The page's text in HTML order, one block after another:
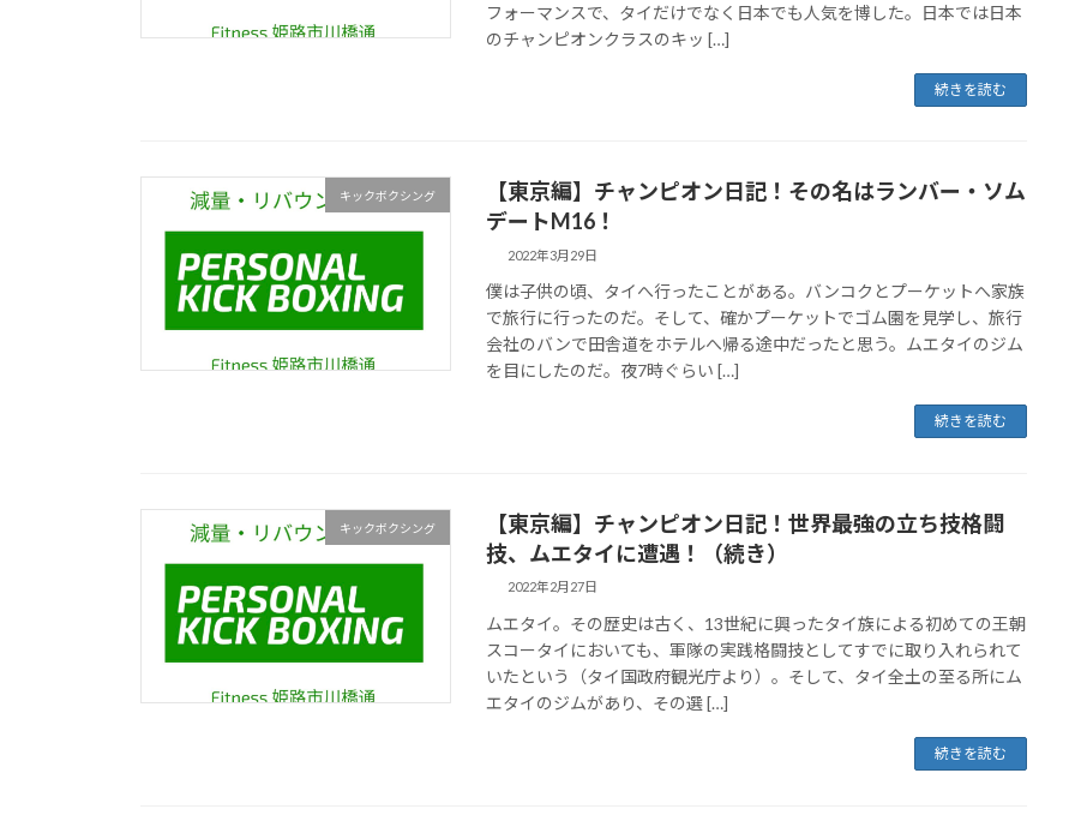
フォーマンスで、タイだけでなく日本でも人気を博した。日本では日本
のチャンピオンクラスのキッ […]
続きを読む
キックボクシング
【東京編】チャンピオン日記！その名はランバー・ソム
デートM16！
2022年3月29日
僕は子供の頃、タイへ行ったことがある。バンコクとプーケットへ家族
で旅行に行ったのだ。そして、確かプーケットでゴム園を見学し、旅行
会社のバンで田舎道をホテルへ帰る途中だったと思う。ムエタイのジム
を目にしたのだ。夜7時ぐらい […]
続きを読む
キックボクシング
【東京編】チャンピオン日記！世界最強の立ち技格闘
技、ムエタイに遭遇！（続き）
2022年2月27日
ムエタイ。その歴史は古く、13世紀に興ったタイ族による初めての王朝
スコータイにおいても、軍隊の実践格闘技としてすでに取り入れられて
いたという（タイ国政府観光庁より）。そして、タイ全土の至る所にム
エタイのジムがあり、その選 […]
続きを読む